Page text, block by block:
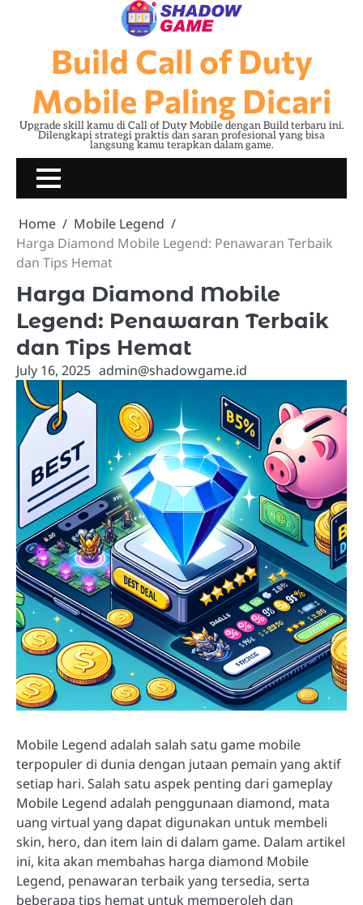
Build Call of Duty
Mobile Paling Dicari
Upgrade skill kamu di Call of Duty Mobile dengan Build terbaru ini.
Dilengkapi strategi praktis dan saran profesional yang bisa
langsung kamu terapkan dalam game.
Home
Mobile Legend
Harga Diamond Mobile Legend: Penawaran Terbaik
dan Tips Hemat
Harga Diamond Mobile
Legend: Penawaran Terbaik
dan Tips Hemat
July 16, 2025 admin@shadowgame.id
Mobile Legend adalah salah satu game mobile
terpopuler di dunia dengan jutaan pemain yang aktif
setiap hari. Salah satu aspek penting dari gameplay
Mobile Legend adalah penggunaan diamond, mata
uang virtual yang dapat digunakan untuk membeli
skin, hero, dan item lain di dalam game. Dalam artikel
ini, kita akan membahas harga diamond Mobile
Legend, penawaran terbaik yang tersedia, serta
beberapa tips hemat untuk memperoleh dan